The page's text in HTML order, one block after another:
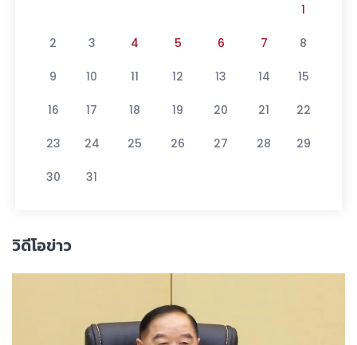
1
2 3 4 5 6 7 8
9 10 11 12 13 14 15
16 17 18 19 20 21 22
23 24 25 26 27 28 29
30 31
วิดีโอข่าว